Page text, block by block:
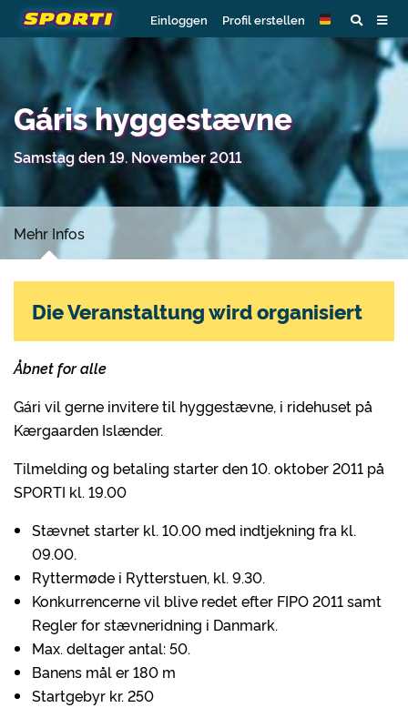
Einloggen Profil erstellen
Gáris hyggestævne
Samstag den 19. November 2011
Mehr Infos
Åbnet for alle
Gári vil gerne invitere til hyggestævne, i ridehuset på
Kærgaarden Islænder.
Tilmelding og betaling starter den 10. oktober 2011 på
SPORTI kl. 19.00
Stævnet starter kl. 10.00 med indtjekning fra kl.
09.00.
Ryttermøde i Rytterstuen, kl. 9.30.
Konkurrencerne vil blive redet efter FIPO 2011 samt
Regler for stævneridning i Danmark.
Max. deltager antal: 50.
Banens mål er 180 m
Startgebyr kr. 250
Die Veranstaltung wird organisiert